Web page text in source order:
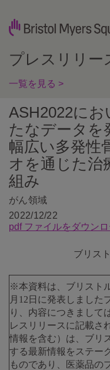
プレスリリー
一覧を見る >
ASH2022に
たなデータを
幅広い多発性
オを通じた治
組み
がん領域
2022/12/22
pdf ファイルをダウンロ
ブリス
※本資料は、ブリスト
月12日に発表しました
り、内容につきまして
レスリリースに記載さ
情報を含む）は、ブリ
する最新情報をステー
ものであり、医薬品の